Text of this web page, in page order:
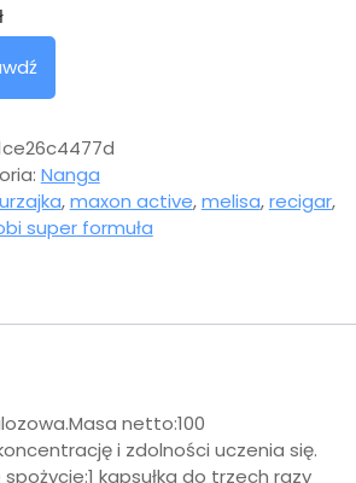
Nanga
,maxon active,melisa,recigar,
super formuła
netto:100
i zdolności uczenia się.
kapsułka do trzech razy